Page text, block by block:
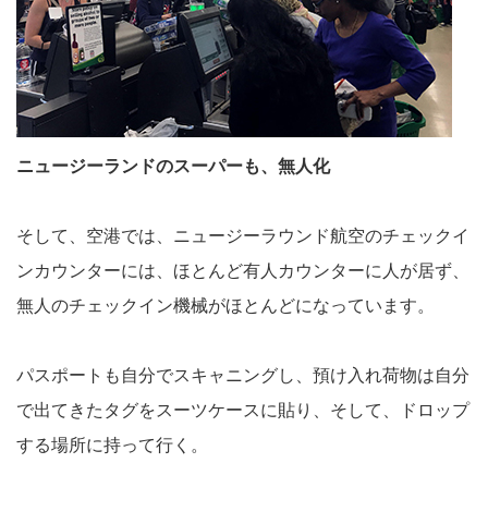
ニュージーランドのスーパーも、無人化
そして、空港では、ニュージーラウンド航空のチェックイ
ンカウンターには、ほとんど有人カウンターに人が居ず、
無人のチェックイン機械がほとんどになっています。
パスポートも自分でスキャニングし、預け入れ荷物は自分
で出てきたタグをスーツケースに貼り、そして、ドロップ
する場所に持って行く。